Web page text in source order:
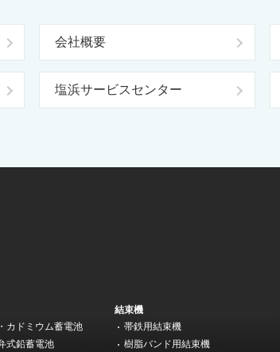
会社概要
塩浜サービスセンター
カドミウム蓄電池
式鉛蓄電池
結束機
帯鉄用結束機
樹脂バンド用結束機